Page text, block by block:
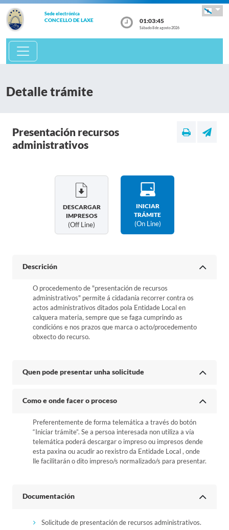
Sede electrónica
CONCELLO DE LAXE 01:03:46
Sábado 8 de agosto 2026
Detalle trámite
Presentación recursos
administrativos
DESCARGAR
IMPRESOS
(off Line)
INICIAR
TRÁMITE
(on Line)
Descrición
O procedemento de "presentación de recursos
administrativos" permite á cidadanía recorrer contra os
actos administrativos ditados pola Entidade Local en
calquera materia, sempre que se faga cumprindo as
condicións e nos prazos que marca o acto/procedemento
obxecto do recurso.
Quen pode presentar unha solicitude
Como e onde facer o proceso
Preferentemente de forma telemática a través do botón
“Iniciar trámite”. Se a persoa interesada non utiliza a vía
telemática poderá descargar o impreso ou impresos dende
esta paxina ou acudir ao rexistro da Entidade Local , onde
lle facilitarán o dito impreso/s normalizado/s para presentar.
Documentación
Solicitude de presentación de recursos administrativos.